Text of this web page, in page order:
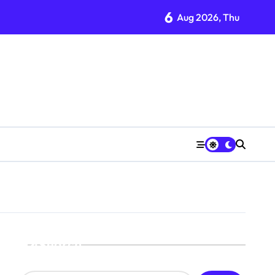
6 Aug 2026, Thu
Search